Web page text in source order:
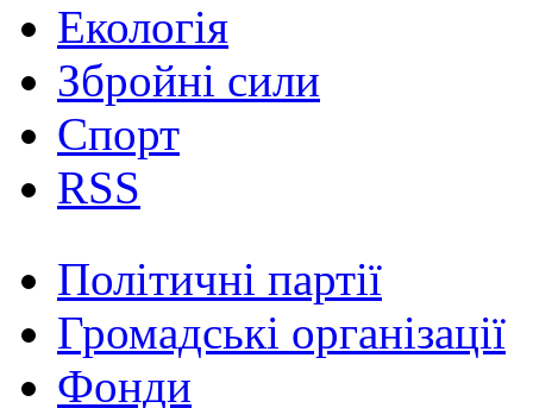
Екологія
Збройні сили
Спорт
RSS
Політичні партії
Громадські організації
Фонди